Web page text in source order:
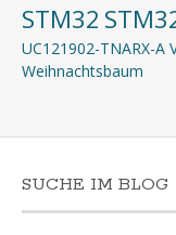
STM32
UC121902-TNARX-A
Weihnachtsbaum
SUCHE IM BLOG